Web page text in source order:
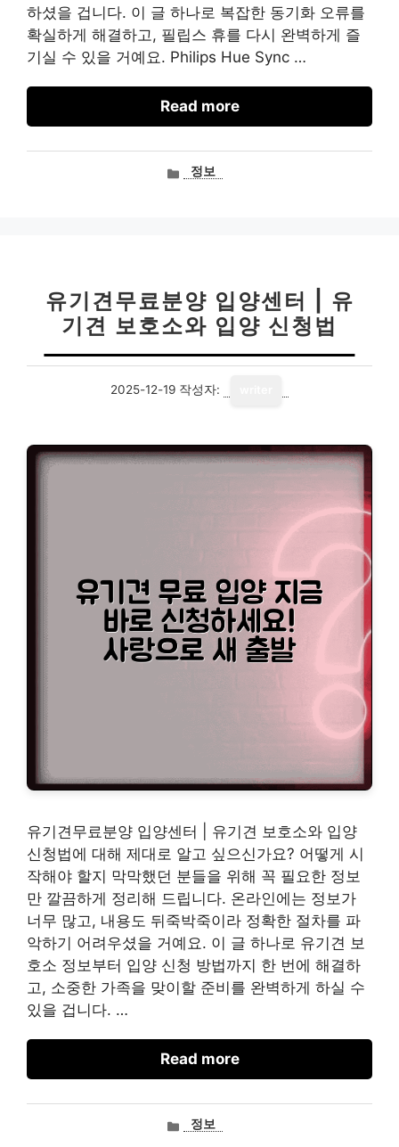
하셨을 겁니다. 이 글 하나로 복잡한 동기화 오류를
확실하게 해결하고, 필립스 휴를 다시 완벽하게 즐
기실 수 있을 거예요. Philips Hue Sync …
Read more
카정보
유기견무료분양 입양센터 | 유
기견 보호소와 입양 신청법
2025-12-19 작성자:
유기견무료분양 입양센터 | 유기견 보호소와 입양
신청법에 대해 제대로 알고 싶으신가요? 어떻게 시
작해야 할지 막막했던 분들을 위해 꼭 필요한 정보
만 깔끔하게 정리해 드립니다. 온라인에는 정보가
너무 많고, 내용도 뒤죽박죽이라 정확한 절차를 파
악하기 어려우셨을 거예요. 이 글 하나로 유기견 보
호소 정보부터 입양 신청 방법까지 한 번에 해결하
고, 소중한 가족을 맞이할 준비를 완벽하게 하실 수
있을 겁니다. …
Read more
카정보